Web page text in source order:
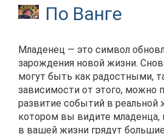
По Ванге
Младенец — это символ
зарождения новой жизни.
могут быть как радостными,
зависимости от этого, можно
развитие событий в реальной
котором вы видите младенца,
в вашей жизни грядут